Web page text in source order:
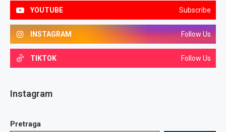
YOUTUBE Subscribe
INSTAGRAM Follow Us
TIKTOK Follow Us
Instagram
Pretraga